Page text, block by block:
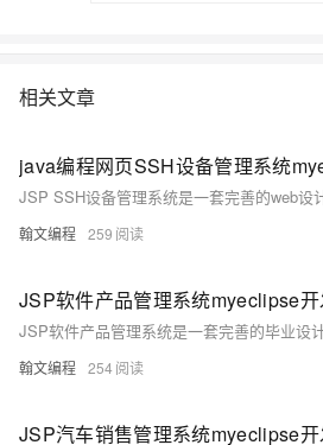
相关文章
翰文编程 259
翰文编程 254